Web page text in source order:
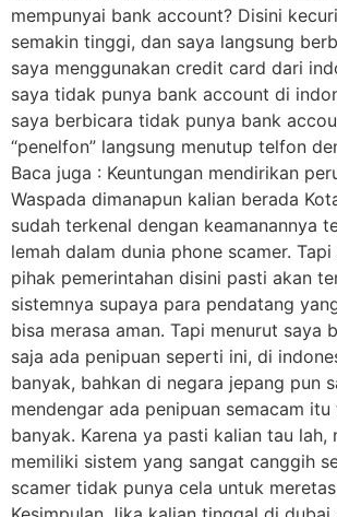
mempunyai bank account? Disini
semakin tinggi, dan saya langsung
saya menggunakan credit card dari
saya tidak punya bank account di
saya berbicara tidak punya bank
“penelfon” langsung menutup telfon
Baca juga : Keuntungan mendirikan
Waspada dimanapun kalian berada
sudah terkenal dengan keamanannya
lemah dalam dunia phone scamer.
pihak pemerintahan disini pasti akan
sistemnya supaya para pendatang
bisa merasa aman. Tapi menurut saya
saja ada penipuan seperti ini, di
banyak, bahkan di negara jepang pun
mendengar ada penipuan semacam
banyak. Karena ya pasti kalian tau lah,
memiliki sistem yang sangat canggih
scamer tidak punya cela untuk